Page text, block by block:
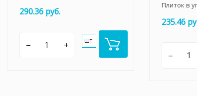
290.36 руб.
– + шт.
Плиток в
235.46
–